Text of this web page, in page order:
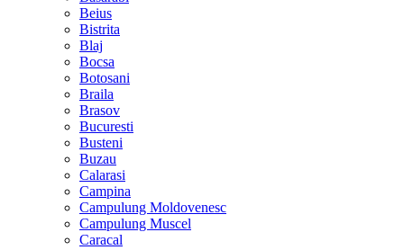
Beius
Bistrita
Blaj
Bocsa
Botosani
Braila
Brasov
Bucuresti
Busteni
Buzau
Calarasi
Campina
Campulung Moldovenesc
Campulung Muscel
Caracal